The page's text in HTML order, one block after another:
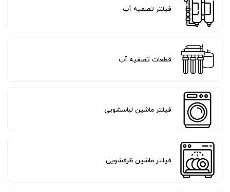
فیلتر تصفیه آب
قطعات تصفیه آب
فیلتر ماشین لباسشویی
فیلتر ماشین ظرفشویی